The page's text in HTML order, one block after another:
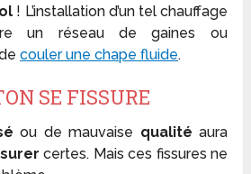
! L’installation d’un tel chauffage
un réseau de gaines ou
couler une chape fluide.
SE FISSURE
ou de mauvaise qualité aura
certes. Mais ces fissures ne